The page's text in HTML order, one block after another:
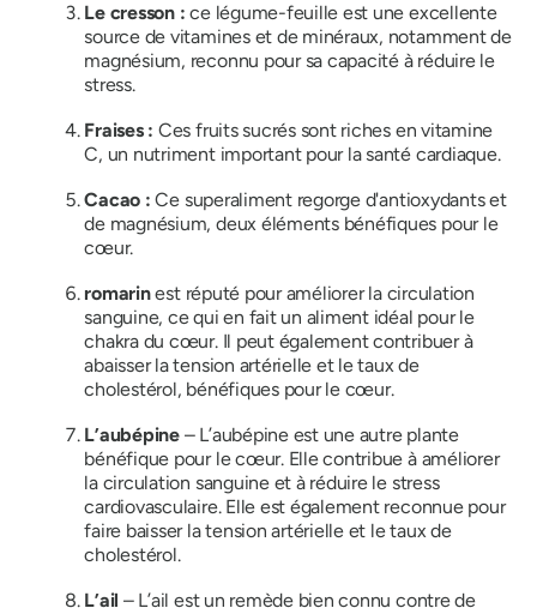
Le cresson : ce légume-feuille est une excellente
source de vitamines et de minéraux, notamment de
magnésium, reconnu pour sa capacité à réduire le
stress.
Fraises : Ces fruits sucrés sont riches en vitamine
C, un nutriment important pour la santé cardiaque.
Cacao :Ce superaliment regorge d'antioxydants et
de magnésium, deux éléments bénéfiques pour le
cœur.
romarinest réputé pour améliorer la circulation
sanguine, ce qui en fait un aliment idéal pour le
chakra du cœur. Il peut également contribuer à
abaisser la tension artérielle et le taux de
cholestérol, bénéfiques pour le cœur.
L’aubépine– L’aubépine est une autre plante
bénéfique pour le cœur. Elle contribue à améliorer
la circulation sanguine et à réduire le stress
cardiovasculaire. Elle est également reconnue pour
faire baisser la tension artérielle et le taux de
cholestérol.
L’ail – L’ail est un remède bien connu contre de